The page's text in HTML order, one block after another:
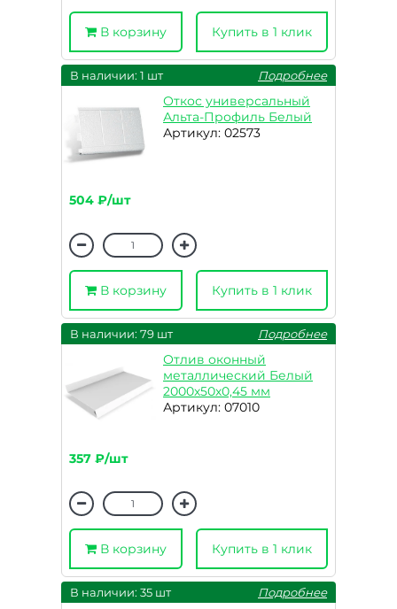
В корзину Купить в 1 клик
В наличии: 1 шт Подробнее
Откос универсальный
Альта-Профиль Белый
Артикул: 02573
504 ₽/шт
В корзину Купить в 1 клик
В наличии: 79 шт Подробнее
Отлив оконный
металлический Белый
2000х50х0,45 мм
Артикул: 07010
357 ₽/шт
В корзину Купить в 1 клик
В наличии: 35 шт Подробнее